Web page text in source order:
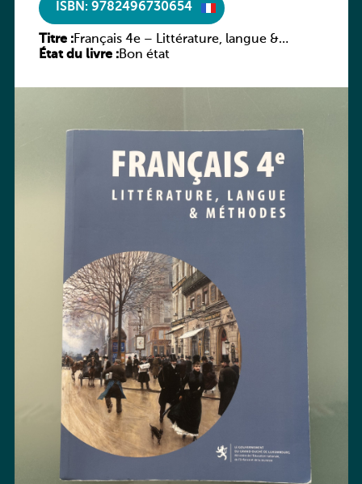
ISBN: 9782496730654
Titre :Français 4e – Littérature, langue &
méthodes
État du livre :Bon état